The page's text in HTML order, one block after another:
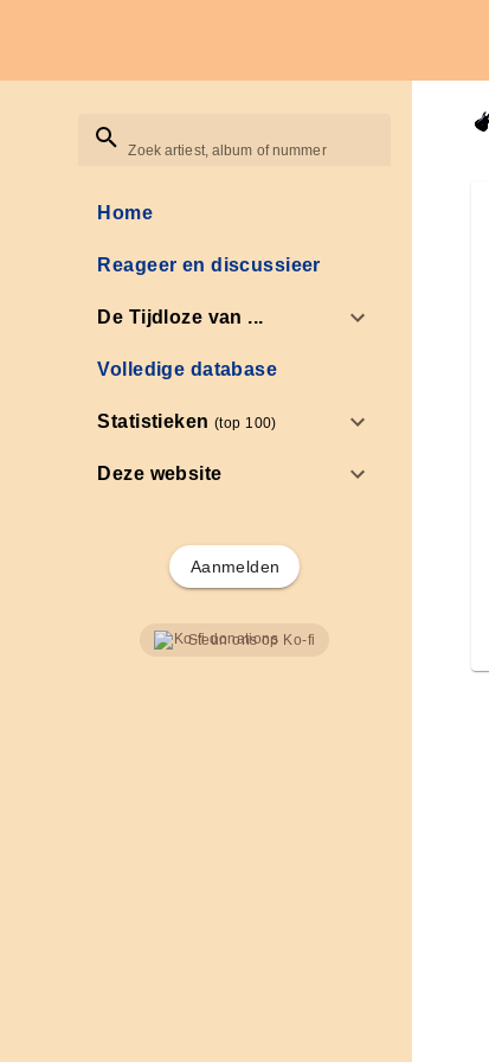
Zoek artiest, album of nummer
Home
Reageer en discussieer
De Tijdloze van ...
Volledige database
Statistieken(top 100)
Deze website
Aanmelden
Steun ons op Ko-fi